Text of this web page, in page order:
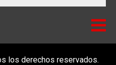
los derechos reservados.